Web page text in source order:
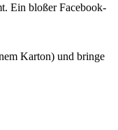
Ein bloßer Facebook-
Karton) und bringe